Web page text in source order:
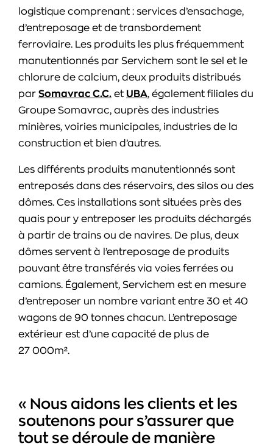
logistique comprenant : services d’ensachage,
d’entreposage et de transbordement
ferroviaire. Les produits les plus fréquemment
manutentionnés par Servichem sont le sel et le
chlorure de calcium, deux produits distribués
par Somavrac C.C. et UBA, également filiales du
Groupe Somavrac, auprès des industries
minières, voiries municipales, industries de la
construction et bien d’autres.
Les différents produits manutentionnés sont
entreposés dans des réservoirs, des silos ou des
dômes. Ces installations sont situées près des
quais pour y entreposer les produits déchargés
à partir de trains ou de navires. De plus, deux
dômes servent à l’entreposage de produits
pouvant être transférés via voies ferrées ou
camions. Également, Servichem est en mesure
d’entreposer un nombre variant entre 30 et 40
wagons de 90 tonnes chacun. L’entreposage
extérieur est d’une capacité de plus de
27 000m².
« Nous aidons les clients et les
soutenons pour s’assurer que
tout se déroule de manière